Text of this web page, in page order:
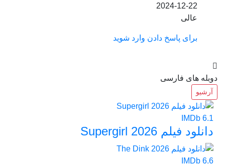
2024-12-22
عالی
برای پاسخ دادن وارد شوید
دوبله های فارسی
آرشیو
IMDb 6.1
دانلود فیلم Supergirl 2026
IMDb 6.6